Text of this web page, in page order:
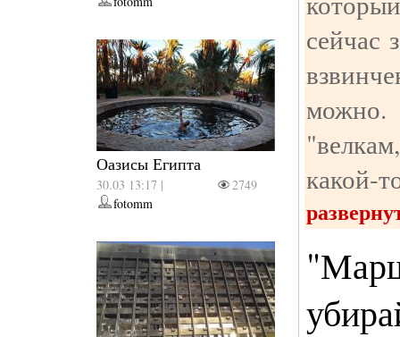
Оазисы Египта
30.03 13:17 |
2749
fotomm
сейчас
можно.
какой-